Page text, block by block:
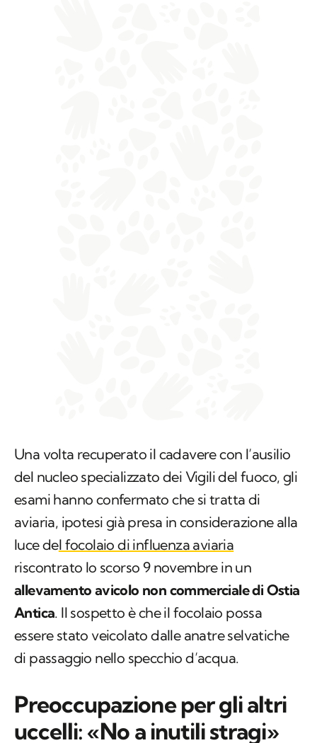
aviaria, ipotesi già presa in considerazione alla
luce de l focolaio di influenza aviaria
riscontrato lo scorso 9 novembre in un
allevamento avicolo non commerciale di Ostia
Antica. Il sospetto è che il focolaio possa
essere stato veicolato dalle anatre selvatiche
di passaggio nello specchio d’acqua.
Preoccupazione per gli altri
uccelli: «No a inutili stragi»
La preoccupazione ora riguarda gli altri uccelli
che popolano il parco di Villa Pamphilj. Il